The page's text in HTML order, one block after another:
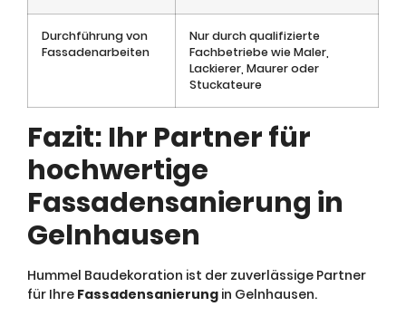
Durchführung von
Fassadenarbeiten
Nur durch qualifizierte
Fachbetriebe wie Maler,
Lackierer, Maurer oder
Stuckateure
Fazit: Ihr Partner für
hochwertige
Fassadensanierung in
Gelnhausen
Hummel Baudekoration ist der zuverlässige Partner
für Ihre Fassadensanierung in Gelnhausen.